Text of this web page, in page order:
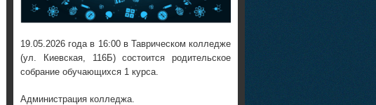
19.05.2026 года в 16:00 в Таврическом колледже
(ул. Киевская, 116Б) состоится родительское
собрание обучающихся 1 курса.
Администрация колледжа.